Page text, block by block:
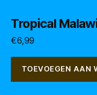
Tropical
€6,99
TOEVOEGEN AAN